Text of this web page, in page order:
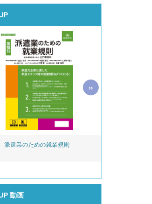
派遣業のための就業規則
»
動画